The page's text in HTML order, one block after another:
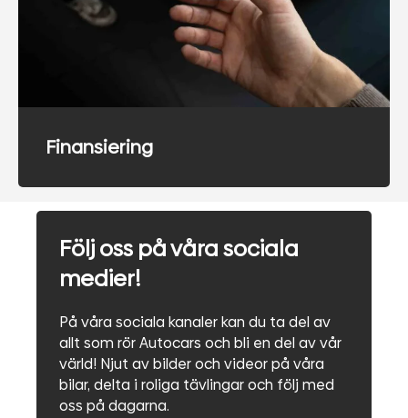
Finansiering
Följ oss på våra sociala
medier!
På våra sociala kanaler kan du ta del av
allt som rör Autocars och bli en del av vår
värld! Njut av bilder och videor på våra
bilar, delta i roliga tävlingar och följ med
oss på dagarna.